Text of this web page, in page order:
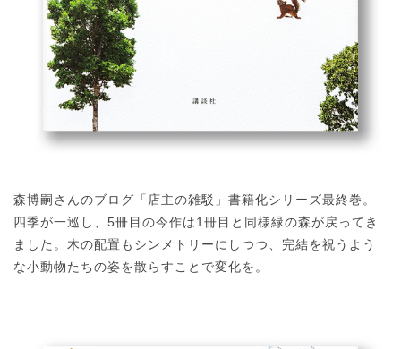
森博嗣さんのブログ「店主の雑駁」書籍化シリーズ最終巻。
四季が一巡し、5冊目の今作は1冊目と同様緑の森が戻ってき
ました。木の配置もシンメトリーにしつつ、完結を祝うよう
な小動物たちの姿を散らすことで変化を。